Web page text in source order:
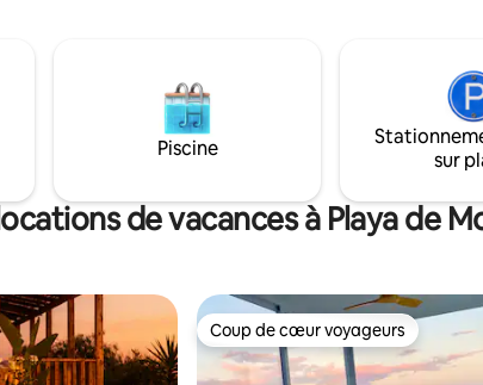
plus belle plage naturelle de
juste devant la porte d'entrée - 5
minutes à pied de l'eau. De plus,
avez seulement 8 minutes à pied
centre Tejita avec des restaurants
Piscine
sur
de vacances à Playa de
Coup de cœur voyageurs
Coup de cœur voyageurs